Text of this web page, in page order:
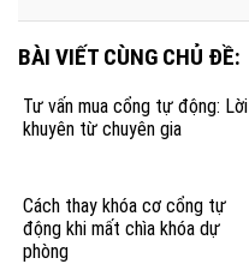
BÀI VIẾT CÙNG CHỦ ĐỀ:
Tư vấn mua cổng tự động: Lời
khuyên từ chuyên gia
Cách thay khóa cơ cổng tự
động khi mất chìa khóa dự
phòng